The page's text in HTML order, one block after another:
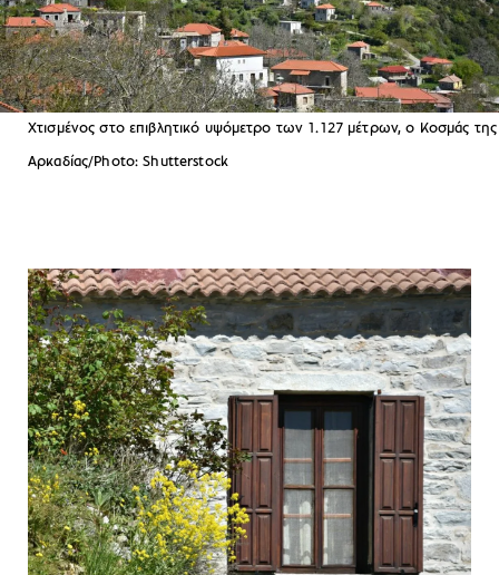
Χτισμένος στο επιβλητικό υψόμετρο των 1.127 μέτρων, ο Κοσμάς της
Αρκαδίας/Photo: Shutterstock